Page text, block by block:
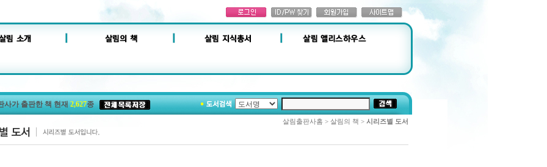
사가 출판한 책 현재2,627종
살림출판사홈 > 살림의 책 > 시리즈별 도서